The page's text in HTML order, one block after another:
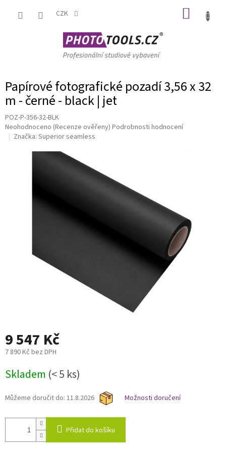
CZK
Papírové fotografické pozadí 3,56 x 32
m - černé - black | jet
POZ-P-356-32-BLK
Průměrné
hodnocení
Neohodnoceno (Recenze ověřeny) Podrobnosti hodnocení
Značka: Superior seamless
9 547 Kč
7 890 Kč bez DPH
cena:
Skladem (< 5 ks)
Můžeme doručit do: 11.8.2026 Možnosti doručení
Přidat do košíku